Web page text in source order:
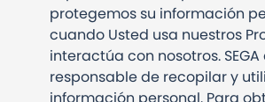
protegemos su información
cuando Usted usa nuestros
interactúa con nosotros. SEGA
responsable de recopilar y